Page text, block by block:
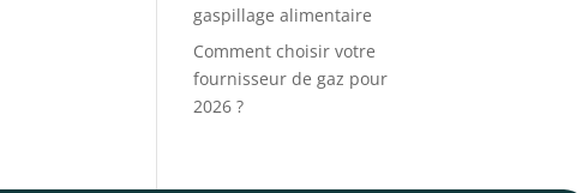
gaspillage alimentaire
Comment choisir votre
fournisseur de gaz pour
2026 ?